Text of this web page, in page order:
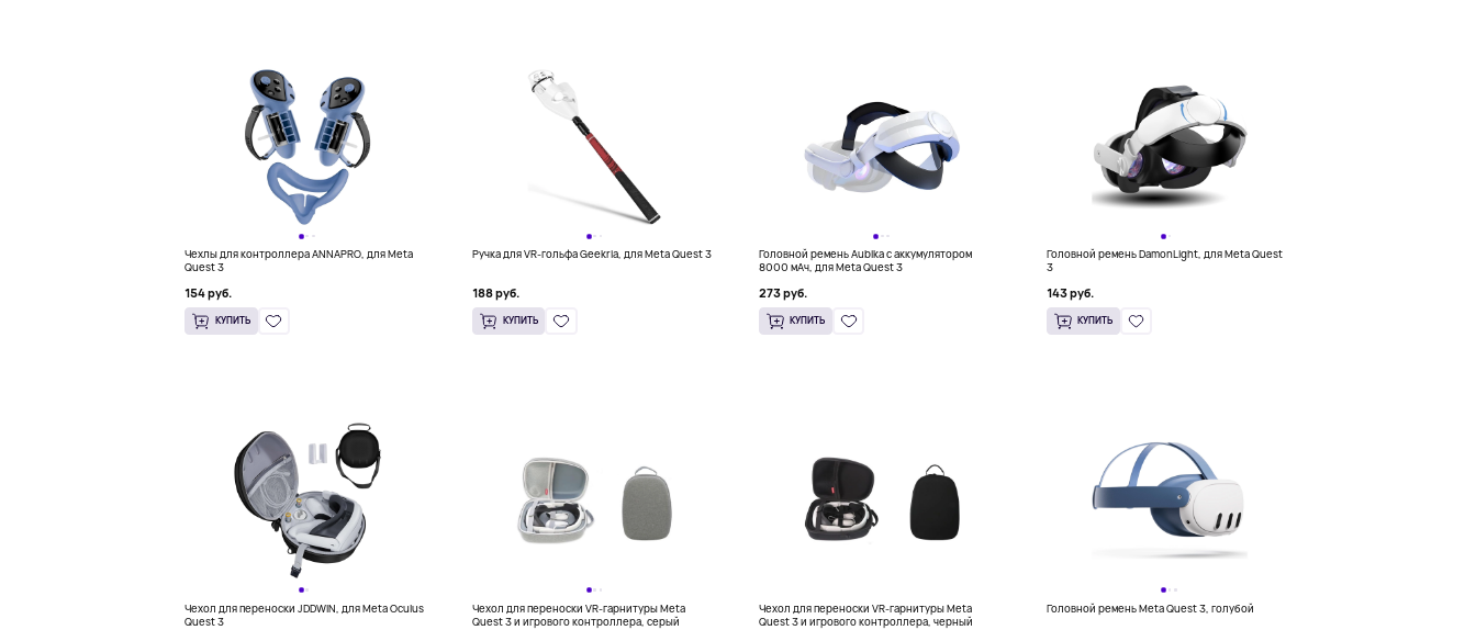
Чехлы для контроллера ANNAPRO, для Meta
Quest 3
154 руб.
КУПИТЬ
Ручка для VR-гольфа Geekria, для Meta Quest 3
188 руб.
КУПИТЬ
Головной ремень Aubika с аккумулятором
8000 мАч, для Meta Quest 3
273 руб.
КУПИТЬ
Головной ремень DamonLight, для Meta Quest
3
143 руб.
КУПИТЬ
Чехол для переноски JDDWIN, для Meta Oculus
Quest 3
Чехол для переноски VR-гарнитуры Meta
Quest 3 и игрового контроллера, серый
Чехол для переноски VR-гарнитуры Meta
Quest 3 и игрового контроллера, черный
Головной ремень Meta Quest 3, голубой